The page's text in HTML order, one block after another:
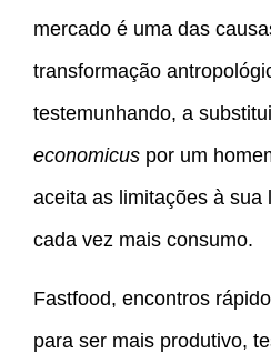
mercado é uma das
transformação
testemunhando, a
economicus por um
aceita as limitações à sua
cada vez mais consumo.
Fastfood, encontros
para ser mais produtivo,